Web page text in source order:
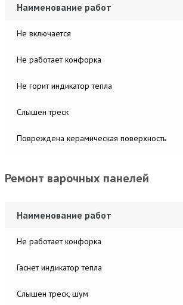
Наименование работ
Не включается
Не работает конфорка
Не горит индикатор тепла
Слышен треск
Повреждена керамическая поверхность
Ремонт варочных панелей
Наименование работ
Не работает конфорка
Гаснет индикатор тепла
Слышен треск, шум